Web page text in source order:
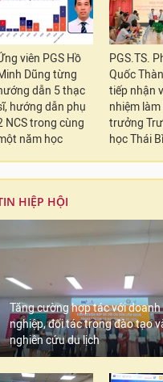
viên PGS Hồ
Dũng từng
dẫn 5 thạc
hướng dẫn phụ
NCS trong cùng
năm học
PGS.TS.
Quốc
tiếp nhận
nhiệm làm
trưởng
học Thái
HIỆP HỘI
Tăng cường hợp tác với doanh
nghiệp, đối tác trong đào tạo
nghiên cứu du lịch